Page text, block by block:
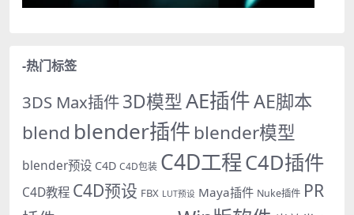
-热门标签
3DS Max插件3D模型AE插件AE脚本
blend blender插件 blender模型
blender预设 C4D C4D包装 C4D工程C4D插件
C4D教程 C4D预设 FBX LUT预设 Maya插件 Nuke插件 PR